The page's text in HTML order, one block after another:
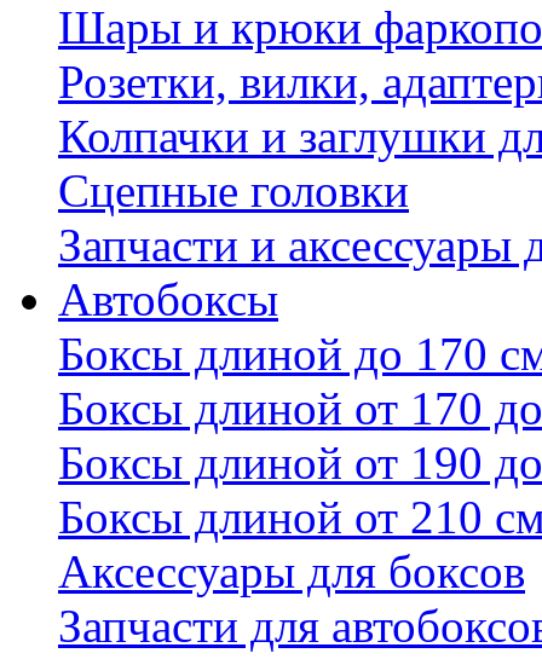
Шары и крюки
Розетки, вилки,
Колпачки и заглушки
Сцепные головки
Запчасти и аксессуары
Автобоксы
Боксы длиной до 170
Боксы длиной от 170
Боксы длиной от 190
Боксы длиной от 210
Аксессуары для боксов
Запчасти для